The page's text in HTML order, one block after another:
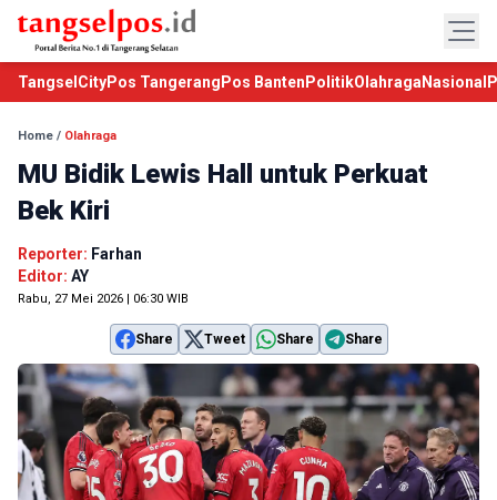
TangselCityPos Tangerang Pos Banten PolitikOlahraga Nasional
Home / Olahraga
MU Bidik Lewis Hall untuk Perkuat
Bek Kiri
Reporter: Farhan
Editor: AY
Rabu, 27 Mei 2026 | 06:30 WIB
Share Tweet Share Share